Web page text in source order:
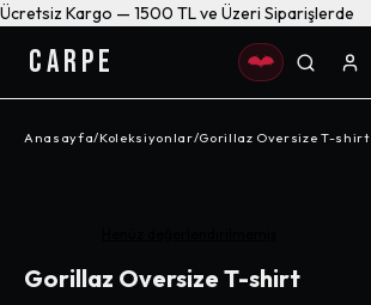
Ücretsiz Kargo — 1500 TL ve Üzeri Siparişlerde
CARPE
Anasayfa/Koleksiyonlar/Gorillaz Oversize T-shirt
Gorillaz Oversize T-shirt